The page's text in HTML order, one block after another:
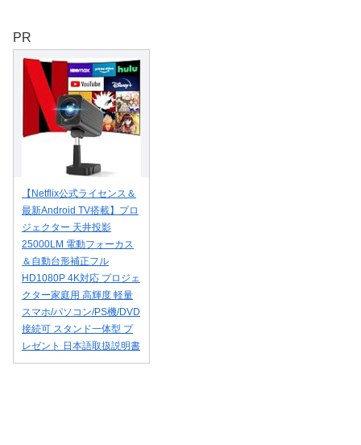
PR
【Netflix公式ライセンス＆
最新Android TV搭載】プロ
ジェクター 天井投影
25000LM 電動フォーカス
＆自動台形補正フル
HD1080P 4K対応 プロジェ
クター家庭用 高輝度 軽量
スマホ/パソコン/PS機/DVD
接続可 スタンド一体型 プ
レゼント 日本語取扱説明書